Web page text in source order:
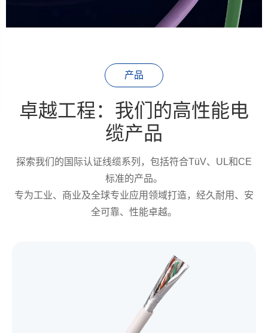
产品
卓越工程：我们的高性能电
缆产品
探索我们的国际认证线缆系列，包括符合TüV、UL和CE
标准的产品。
专为工业、商业及全球专业应用领域打造，经久耐用、安
全可靠、性能卓越。